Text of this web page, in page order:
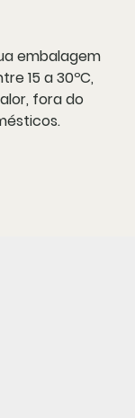
embalagem
15 a 30ºC,
fora do